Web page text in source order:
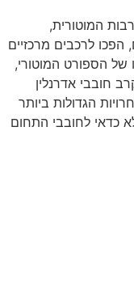
המוטורית,
הפכו לרכבים מרכזיים
של הספורט המוטורי,
חובבי אדרנלין
הגדולות ביותר
כדאי לחובבי התחום